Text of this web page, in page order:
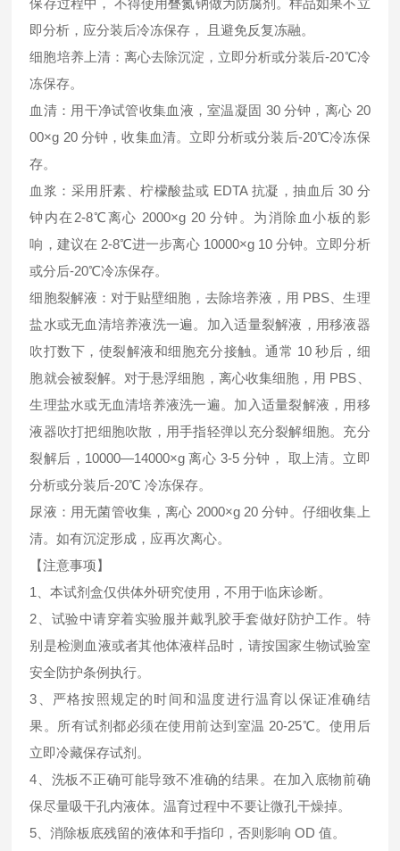
保存过程中， 不得使用叠氮钠做为防腐剂。样品如果不立
即分析，应分装后冷冻保存， 且避免反复冻融。
细胞培养上清：离心去除沉淀，立即分析或分装后-20℃冷
冻保存。
血清：用干净试管收集血液，室温凝固 30 分钟，离心 20
00×g 20 分钟，收集血清。立即分析或分装后-20℃冷冻保
存。
血浆：采用肝素、柠檬酸盐或 EDTA 抗凝，抽血后 30 分
钟内在2-8℃离心 2000×g 20 分钟。为消除血小板的影
响，建议在 2-8℃进一步离心 10000×g 10 分钟。立即分析
或分后-20℃冷冻保存。
细胞裂解液：对于贴壁细胞，去除培养液，用 PBS、生理
盐水或无血清培养液洗一遍。加入适量裂解液，用移液器
吹打数下，使裂解液和细胞充分接触。通常 10 秒后，细
胞就会被裂解。对于悬浮细胞，离心收集细胞，用 PBS、
生理盐水或无血清培养液洗一遍。加入适量裂解液，用移
液器吹打把细胞吹散，用手指轻弹以充分裂解细胞。充分
裂解后，10000—14000×g 离心 3-5 分钟， 取上清。立即
分析或分装后-20℃ 冷冻保存。
尿液：用无菌管收集，离心 2000×g 20 分钟。仔细收集上
清。如有沉淀形成，应再次离心。
【注意事项】
1、本试剂盒仅供体外研究使用，不用于临床诊断。
2、试验中请穿着实验服并戴乳胶手套做好防护工作。特
别是检测血液或者其他体液样品时，请按国家生物试验室
安全防护条例执行。
3、严格按照规定的时间和温度进行温育以保证准确结
果。所有试剂都必须在使用前达到室温 20-25℃。使用后
立即冷藏保存试剂。
4、洗板不正确可能导致不准确的结果。在加入底物前确
保尽量吸干孔内液体。温育过程中不要让微孔干燥掉。
5、消除板底残留的液体和手指印，否则影响 OD 值。